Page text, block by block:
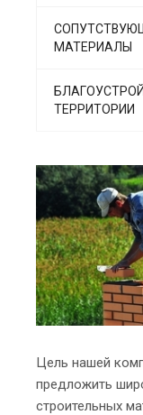
МАТЕРИАЛЫ
ТЕРРИТОРИИ
Цель нашей
предложить
строительных